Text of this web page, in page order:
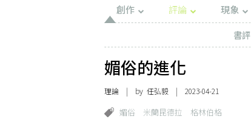
創作 評論 現象
書評
媚俗的進化
理論 | by 任弘毅 | 2023-04-21
媚俗 米蘭昆德拉 格林伯格